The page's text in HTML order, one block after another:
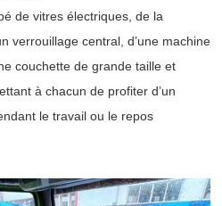
de vitres électriques, de la
verrouillage central, d’une machine
couchette de grande taille et
à chacun de profiter d’un
le travail ou le repos